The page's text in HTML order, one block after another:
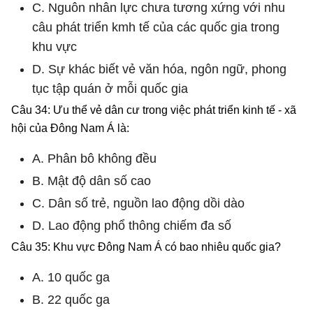
C. Nguôn nhân lực chưa tương xứng với nhu
câu phát triển kmh tế của các quốc gia trong
khu vực
D. Sự khác biết vẻ văn hóa, ngôn ngữ, phong
tục tập quán ở mỗi quốc gia
Câu 34: Ưu thể vẻ dân cư trong việc phát triển kinh tế - xã
hội của Đông Nam Á là:
A. Phân bô không đều
B. Mật độ dân số cao
C. Dân số trẻ, nguồn lao động dồi dào
D. Lao động phổ thông chiếm đa số
Câu 35: Khu vực Đông Nam Á có bao nhiêu quốc gia?
A. 10 quốc ga
B. 22 quốc ga